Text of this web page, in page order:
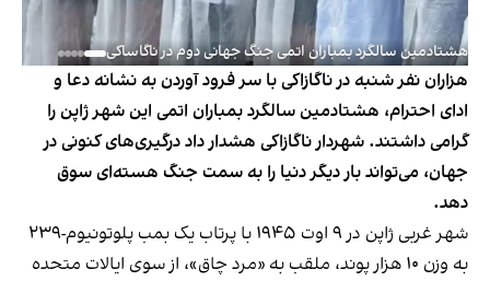
هشتادمین سالگرد بمباران اتمی جنگ جهانی دوم در ناگاساکی
هزاران نفر شنبه در ناگازاکی با سر فرود آوردن به نشانه دعا و
ادای احترام، هشتادمین سالگرد بمباران اتمی این شهر ژاپن را
گرامی داشتند. شهردار ناگازاکی هشدار داد درگیری‌های کنونی در
جهان، می‌تواند بار دیگر دنیا را به سمت جنگ هسته‌ای سوق
دهد.
شهر غربی ژاپن در ۹ اوت ۱۹۴۵ با پرتاب یک بمب پلوتونیوم-۲۳۹
به وزن ۱۰ هزار پوند، ملقب به «مرد چاق»، از سوی ایالات متحده